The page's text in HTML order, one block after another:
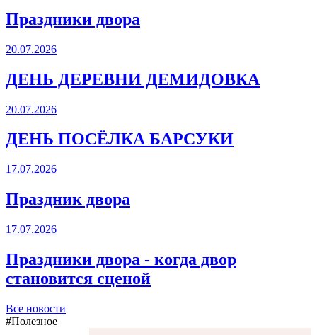
Праздники двора
20.07.2026
ДЕНЬ ДЕРЕВНИ ДЕМИДОВКА
20.07.2026
ДЕНЬ ПОСЁЛКА БАРСУКИ
17.07.2026
Праздник двора
17.07.2026
Праздники двора - когда двор
становится сценой
Все новости
#Полезное